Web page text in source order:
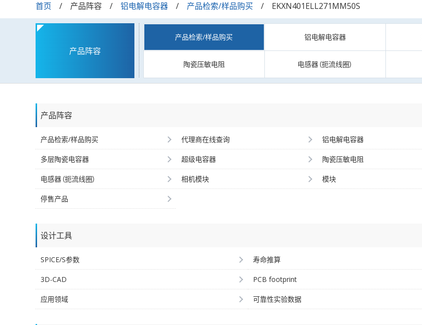
首页 产品阵容 铝电解电容器 产品检索/样品购买 EKXN401ELL271MM50S
产品阵容
产品检索/样品购买 铝电解电容器
陶瓷压敏电阻 电感器（扼流线圈）
产品阵容
产品检索/样品购买 代理商在线查询 铝电解电容器
多层陶瓷电容器 超级电容器 陶瓷压敏电阻
电感器（扼流线圈） 相机模块 模块
停售产品
设计工具
SPICE/S参数 寿命推算
3D-CAD PCB footprint
应用领域 可靠性实验数据